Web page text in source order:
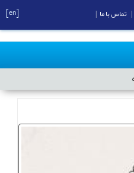
تماس با ما